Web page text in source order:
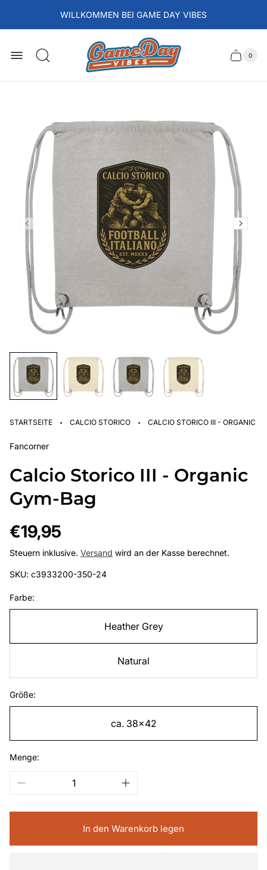
WILLKOMMEN BEI GAME DAY VIBES
Laden-
Logo
0
STARTSEITE · CALCIO STORICO · CALCIO STORICO III - ORGANIC
Fancorner
Calcio Storico III - Organic
Gym-Bag
Regulärer
Preis
€19,95
Steuern inklusive. Versand wird an der Kasse berechnet.
SKU: c3933200-350-24
Farbe:
Heather Grey
Natural
Größe:
ca. 38x42
Menge:
In den Warenkorb legen